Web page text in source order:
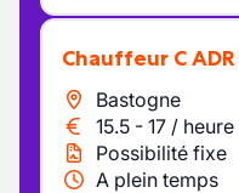
Chauffeur C ADR
Bastogne
15.5 - 17 / heure
Possibilité fixe
A plein temps